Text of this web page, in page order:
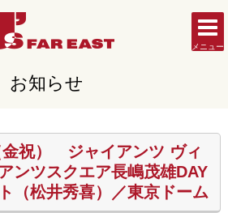
メニュー
お知らせ
金祝） ジャイアンツ ヴィ
ンツスクエア長嶋茂雄DAY
（松井秀喜）／東京ドーム